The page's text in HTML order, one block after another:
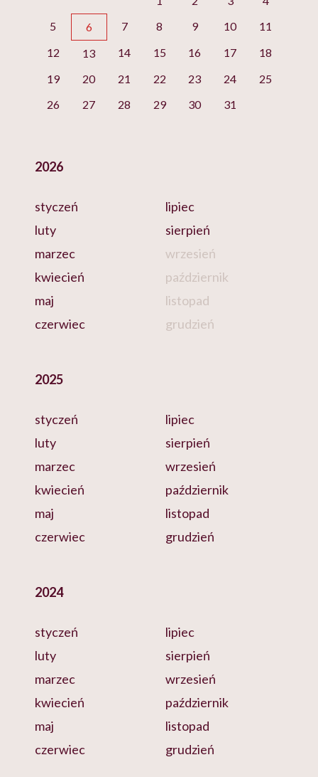
5
6 7 8 9 10
11
12
13 14 15 16 17
18
19
20 21 22 23 24
25
26
27 28 29 30 31
2026
styczeń
luty
marzec
kwiecień
maj
czerwiec
lipiec
sierpień
wrzesień
październik
listopad
grudzień
2025
styczeń
luty
marzec
kwiecień
maj
czerwiec
lipiec
sierpień
wrzesień
październik
listopad
grudzień
2024
styczeń
luty
marzec
kwiecień
maj
czerwiec
lipiec
sierpień
wrzesień
październik
listopad
grudzień